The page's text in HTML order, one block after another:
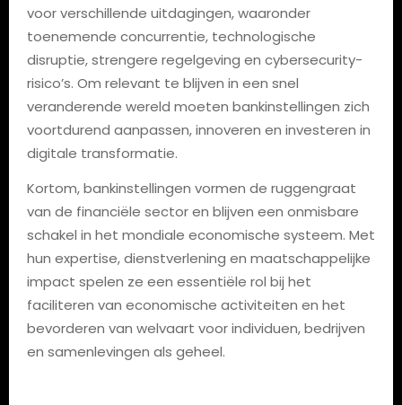
voor verschillende uitdagingen, waaronder
toenemende concurrentie, technologische
disruptie, strengere regelgeving en cybersecurity-
risico’s. Om relevant te blijven in een snel
veranderende wereld moeten bankinstellingen zich
voortdurend aanpassen, innoveren en investeren in
digitale transformatie.
Kortom, bankinstellingen vormen de ruggengraat
van de financiële sector en blijven een onmisbare
schakel in het mondiale economische systeem. Met
hun expertise, dienstverlening en maatschappelijke
impact spelen ze een essentiële rol bij het
faciliteren van economische activiteiten en het
bevorderen van welvaart voor individuen, bedrijven
en samenlevingen als geheel.